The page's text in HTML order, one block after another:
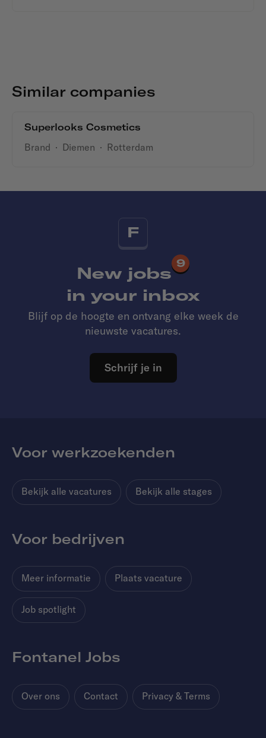
Similar companies
Superlooks Cosmetics
Brand · Diemen · Rotterdam
F
New jobs
9
in your inbox
Blijf op de hoogte en ontvang elke week de
nieuwste vacatures.
Schrijf je in
Voor werkzoekenden
Bekijk alle vacatures Bekijk alle stages
Voor bedrijven
Meer informatie Plaats vacature
Job spotlight
Fontanel Jobs
Over ons Contact Privacy & Terms